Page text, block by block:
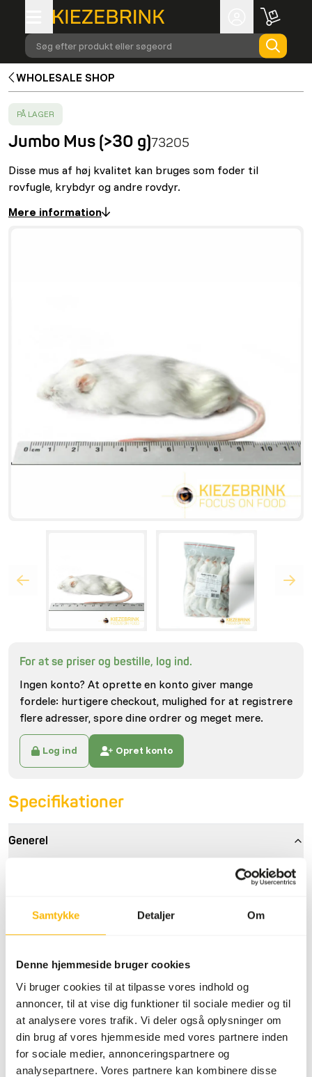
Samtykke Detaljer Om
Denne hjemmeside bruger cookies
Vi bruger cookies til at tilpasse vores indhold og
annoncer, til at vise dig funktioner til sociale medier og til
at analysere vores trafik. Vi deler også oplysninger om
din brug af vores hjemmeside med vores partnere inden
for sociale medier, annonceringspartnere og
analysepartnere. Vores partnere kan kombinere disse
Søg efter produkt eller søgeord
WHOLESALE SHOP
SUCCESS
PÅ LAGER
Jumbo Mus (>30 g)73205
Disse mus af høj kvalitet kan bruges som foder til
rovfugle, krybdyr og andre rovdyr.
Mere information
For at se priser og bestille, log ind.
Ingen konto? At oprette en konto giver mange
fordele: hurtigere checkout, mulighed for at registrere
flere adresser, spore dine ordrer og meget mere.
Log ind Opret konto
Specifikationer
Generel
Jumbo Mus (>30 g)
Sammensætning
100% mus
Mærke
Kiezebrink